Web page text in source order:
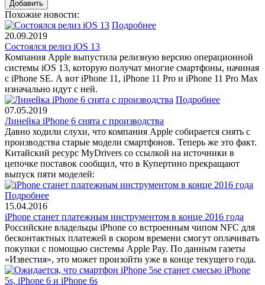
Похожие новости:
Подробнее
20.09.2019
Состоялся релиз iOS 13
Компания Apple выпустила релизную версию операционной
системы iOS 13, которую получат многие смартфоны, начиная
с iPhone SE. А вот iPhone 11, iPhone 11 Pro и iPhone 11 Pro Max
изначально идут с ней.
Подробнее
07.05.2019
Линейка iPhone 6 снята с производства
Давно ходили слухи, что компания Apple собирается снять с
производства старые модели смартфонов. Теперь же это факт.
Китайский ресурс MyDrivers со ссылкой на источники в
цепочке поставок сообщил, что в Купертино прекращают
выпуск пяти моделей:
Подробнее
15.04.2016
iPhone станет платежным инструментом в конце 2016 года
Российские владельцы iPhone со встроенным чипом NFC для
бесконтактных платежей в скором времени смогут оплачивать
покупки с помощью системы Apple Pay. По данным газеты
«Известия», это может произойти уже в конце текущего года.